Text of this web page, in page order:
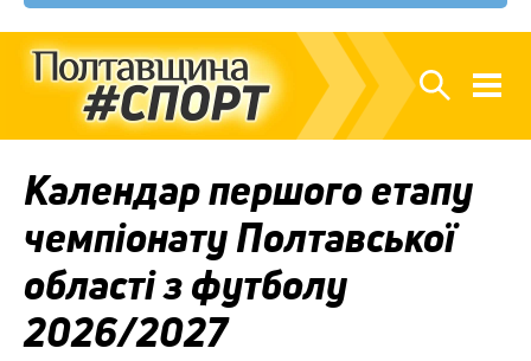
Календар першого етапу
чемпіонату Полтавської
області з футболу
2026/2027